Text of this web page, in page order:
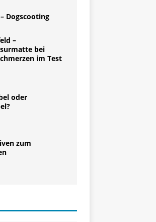
Dogscooting
–
bei
im Test
oder
zum